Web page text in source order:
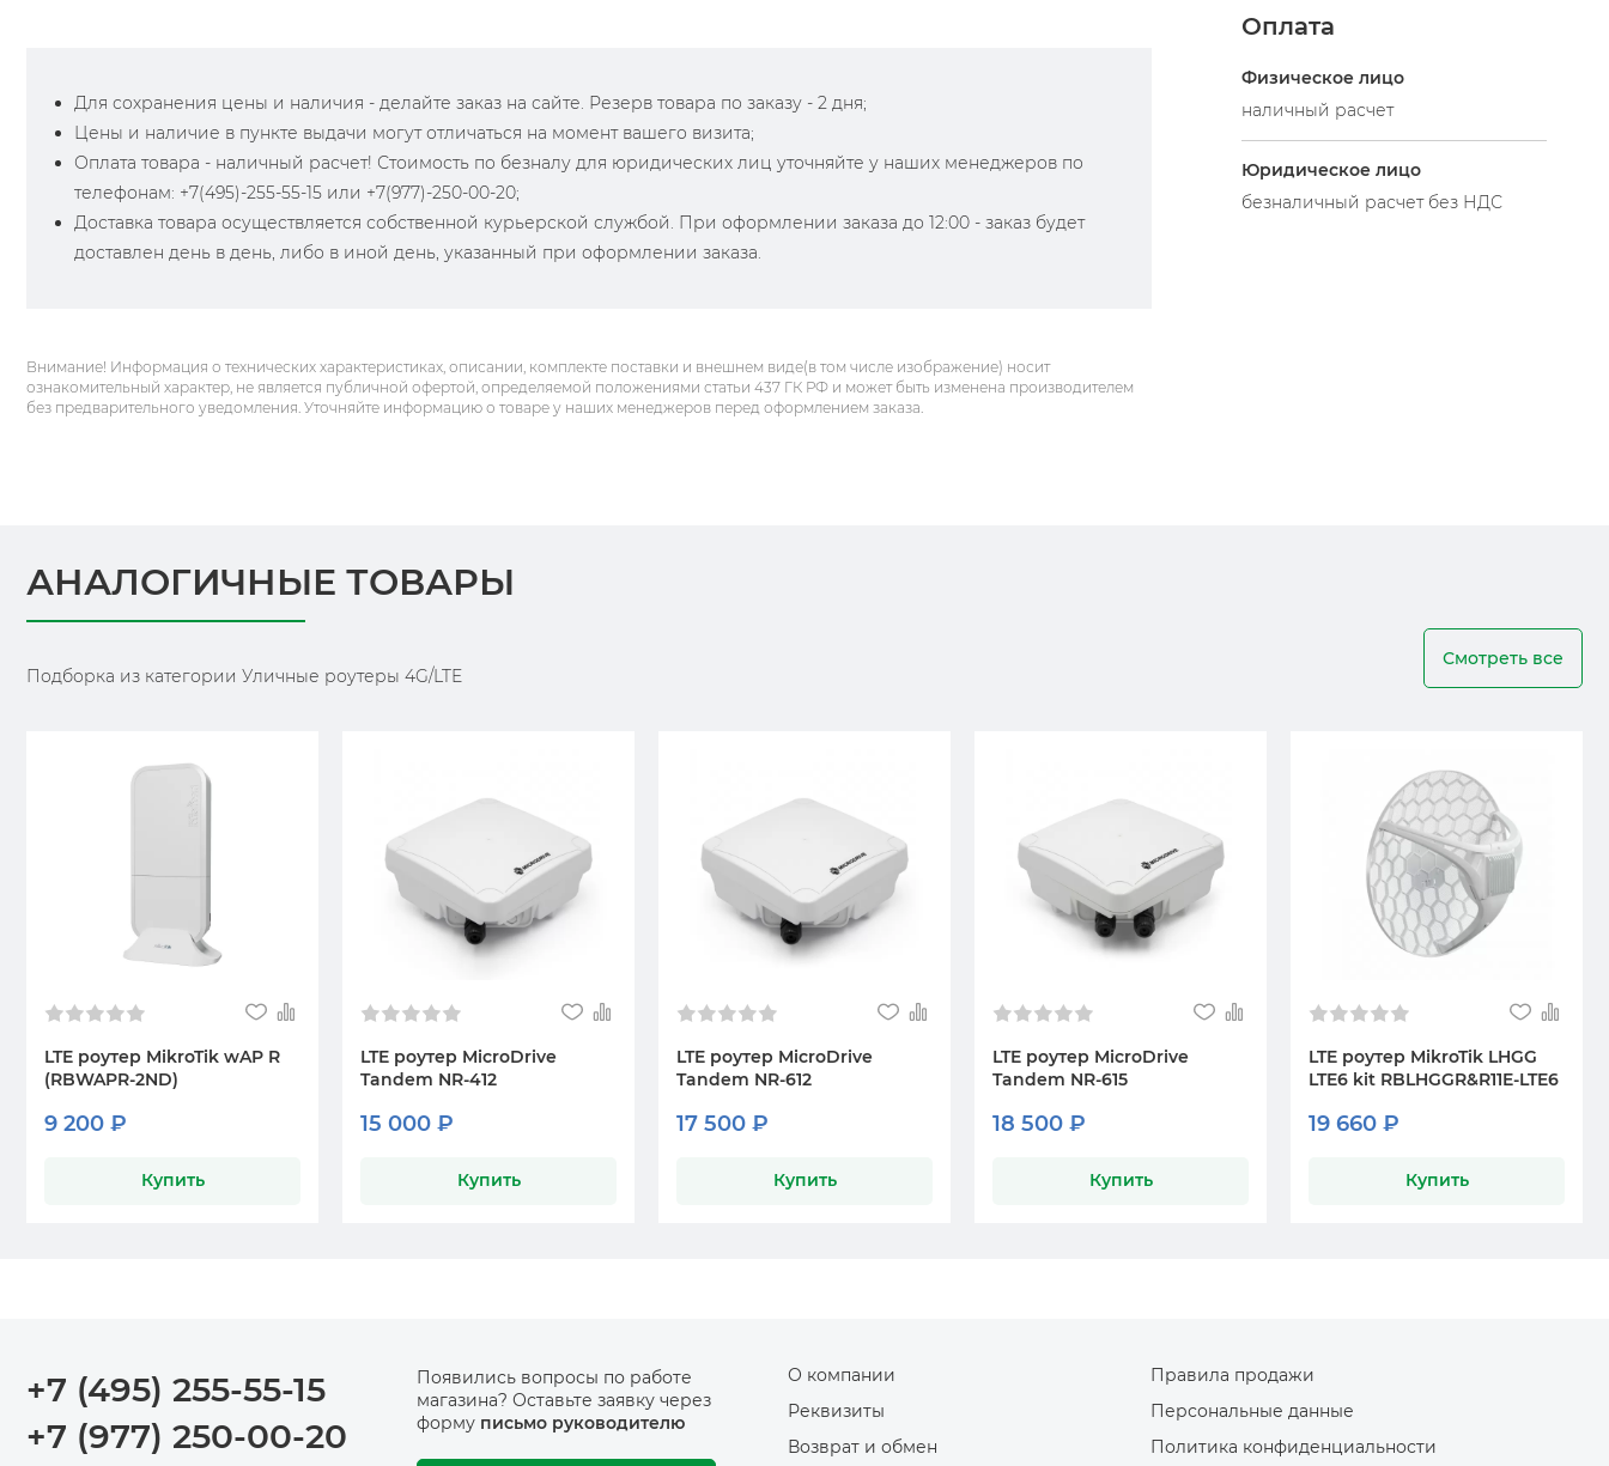
Оплата
Физическое лицо
наличный расчет
Юридическое лицо
безналичный расчет без НДС
Для сохранения цены и наличия - делайте заказ на сайте. Резерв товара по заказу - 2 дня;
Цены и наличие в пункте выдачи могут отличаться на момент вашего визита;
Оплата товара - наличный расчет! Стоимость по безналу для юридических лиц уточняйте у наших менеджеров по
телефонам: +7(495)-255-55-15 или +7(977)-250-00-20;
Доставка товара осуществляется собственной курьерской службой. При оформлении заказа до 12:00 - заказ будет
доставлен день в день, либо в иной день, указанный при оформлении заказа.
Внимание! Информация о технических характеристиках, описании, комплекте поставки и внешнем виде(в том числе изображение) носит
ознакомительный характер, не является публичной офертой, определяемой положениями статьи 437 ГК РФ и может быть изменена производителем
без предварительного уведомления. Уточняйте информацию о товаре у наших менеджеров перед оформлением заказа.
АНАЛОГИЧНЫЕ ТОВАРЫ
Подборка из категории Уличные роутеры 4G/LTE
Смотреть все
LTE роутер MikroTik wAP R
(RBWAPR-2ND)
9 200 ₽
Купить
LTE роутер MicroDrive
Tandem NR-412
15 000 ₽
Купить
LTE роутер MicroDrive
Tandem NR-612
17 500 ₽
Купить
LTE роутер MicroDrive
Tandem NR-615
18 500 ₽
Купить
LTE роутер MikroTik LHGG
LTE6 kit RBLHGGR&R11E-LTE6
19 660 ₽
Купить
+7 (495) 255-55-15
+7 (977) 250-00-20
Появились вопросы по работе
магазина? Оставьте заявку через
форму письмо руководителю
О компании
Реквизиты
Возврат и обмен
Правила продажи
Персональные данные
Политика конфиденциальности